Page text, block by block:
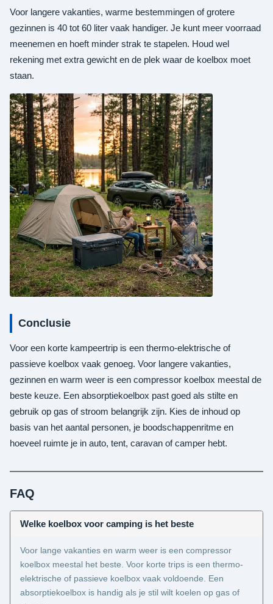
Voor langere vakanties, warme bestemmingen of grotere
gezinnen is 40 tot 60 liter vaak handiger. Je kunt meer voorraad
meenemen en hoeft minder strak te stapelen. Houd wel
rekening met extra gewicht en de plek waar de koelbox moet
staan.
Conclusie
Voor een korte kampeertrip is een thermo-elektrische of
passieve koelbox vaak genoeg. Voor langere vakanties,
gezinnen en warm weer is een compressor koelbox meestal de
beste keuze. Een absorptiekoelbox past goed als stilte en
gebruik op gas of stroom belangrijk zijn. Kies de inhoud op
basis van het aantal personen, je boodschappenritme en
hoeveel ruimte je in auto, tent, caravan of camper hebt.
FAQ
Welke koelbox voor camping is het beste
Voor lange vakanties en warm weer is een compressor
koelbox meestal het beste. Voor korte trips is een thermo-
elektrische of passieve koelbox vaak voldoende. Een
absorptiekoelbox is handig als je stil wilt koelen op gas of